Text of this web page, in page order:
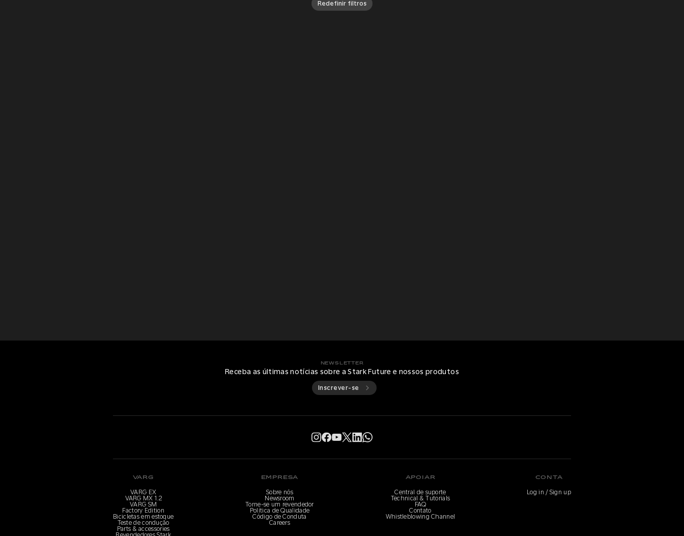
Redefinir filtros
NEWSLETTER
Receba as últimas notícias sobre a Stark Future e nossos produtos
Inscrever-se
VARG
VARG EX
VARG MX 1.2
VARG SM
Factory Edition
Bicicletas em estoque
Teste de condução
Parts & accessories
EMPRESA
Sobre nós
Newsroom
Torne-se um revendedor
Política de Qualidade
Código de Conduta
Careers
APOIAR
Central de suporte
Technical & Tutorials
FAQ
Contato
Whistleblowing Channel
CONTA
Log in / Sign up